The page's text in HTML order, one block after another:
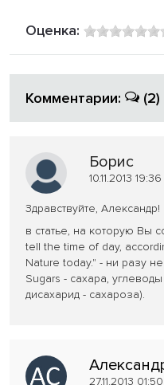
Оценка:
Комментарии: (2)
Борис
10.11.2013 19:36
Здравствуйте, Александр!
в статье, на которую Вы
tell the time of day,
Nature today." - ни разу
Sugars - сахара,
дисахарид - сахароза).
27.11.2013 01:50